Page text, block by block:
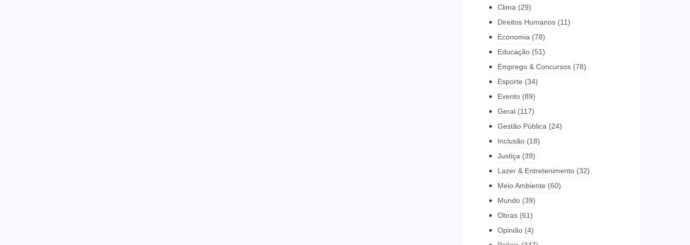
Clima (29)
Direitos Humanos (11)
Economia (78)
Educação (51)
Emprego & Concursos (78)
Esporte (34)
Evento (89)
Geral (117)
Gestão Pública (24)
Inclusão (18)
Justiça (39)
Lazer & Entretenimento (32)
Meio Ambiente (60)
Mundo (39)
Obras (61)
Opinião (4)